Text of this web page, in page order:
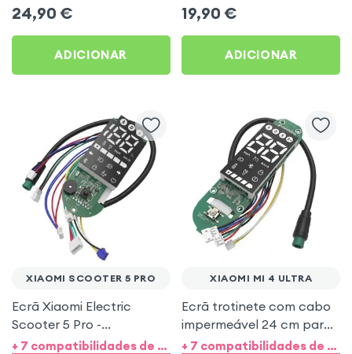
Electric Scooter Elite
24,90 €
ADICIONAR
Electric Scooter 4 Go
19,90 €
ADICIONAR
XIAOMI SCOOTER 5 PRO
Ecrã Xiaomi Electric
Scooter 5 Pro -
Visualização modos ECO,+ 7 compatibilidades de categorias
XIAOMI MI 4 ULTRA
Ecrã trotinete com cabo
impermeável 24 cm para
Xiaomi Mi 4 Ultra
+ 7 compatibilidades de categorias